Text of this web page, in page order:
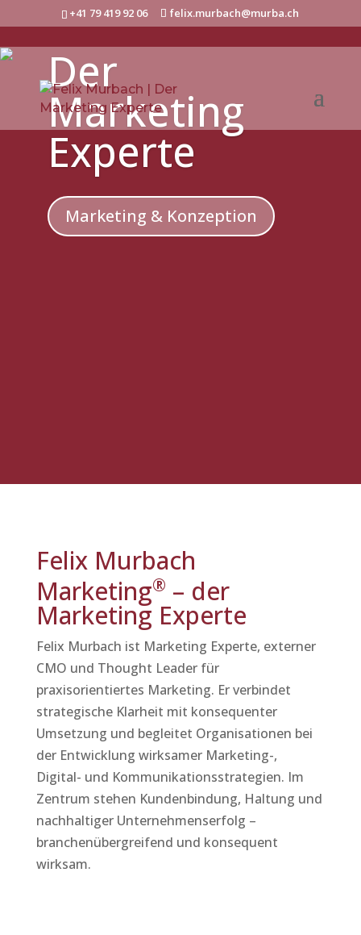
+41 79 419 92 06 felix.murbach@murba.ch
Der
Marketing
Experte
Marketing & Konzeption
Felix Murbach
Marketing® – der
Marketing Experte
Felix Murbach ist Marketing Experte, externer
CMO und Thought Leader für
praxisorientiertes Marketing. Er verbindet
strategische Klarheit mit konsequenter
Umsetzung und begleitet Organisationen bei
der Entwicklung wirksamer Marketing-,
Digital- und Kommunikationsstrategien. Im
Zentrum stehen Kundenbindung, Haltung und
nachhaltiger Unternehmenserfolg –
branchenübergreifend und konsequent
wirksam.